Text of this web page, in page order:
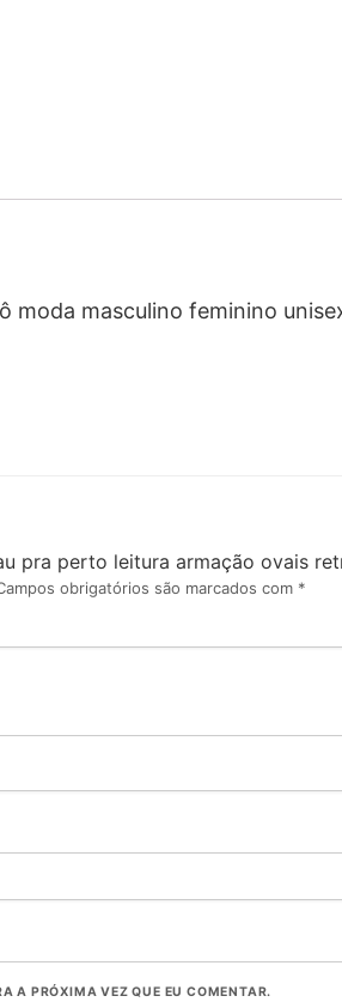
moda masculino feminino
pra perto leitura armação ovais
obrigatórios são marcados com *
A PRÓXIMA VEZ QUE EU COMENTAR.